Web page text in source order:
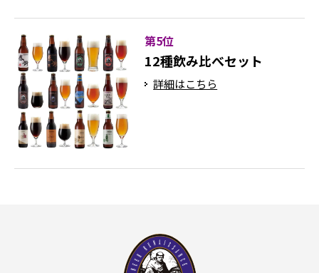
第5位
12種飲み比べセット
詳細はこちら